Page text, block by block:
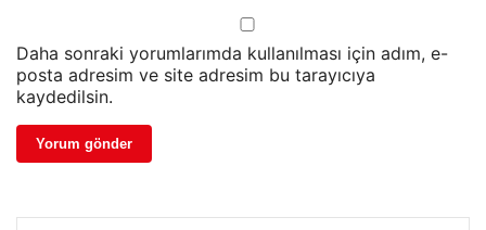
Daha sonraki yorumlarımda kullanılması için adım, e-
posta adresim ve site adresim bu tarayıcıya
kaydedilsin.